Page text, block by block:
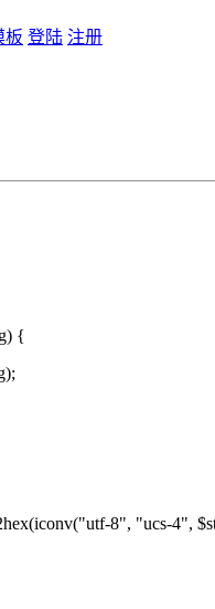
板 登陆 注册
{
8", "ucs-4",